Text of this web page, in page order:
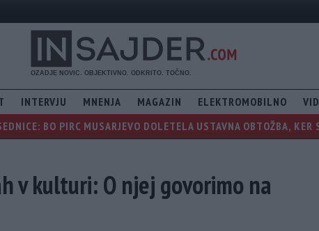
INTERVJU MNENJA MAGAZIN ELEKTROMOBILNO
BO PIRC MUSARJEVO DOLETELA USTAVNA OBTOŽBA, KER
v kulturi: O njej govorimo na